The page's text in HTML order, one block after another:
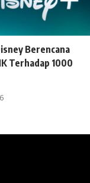
Berencana
Terhadap 1000